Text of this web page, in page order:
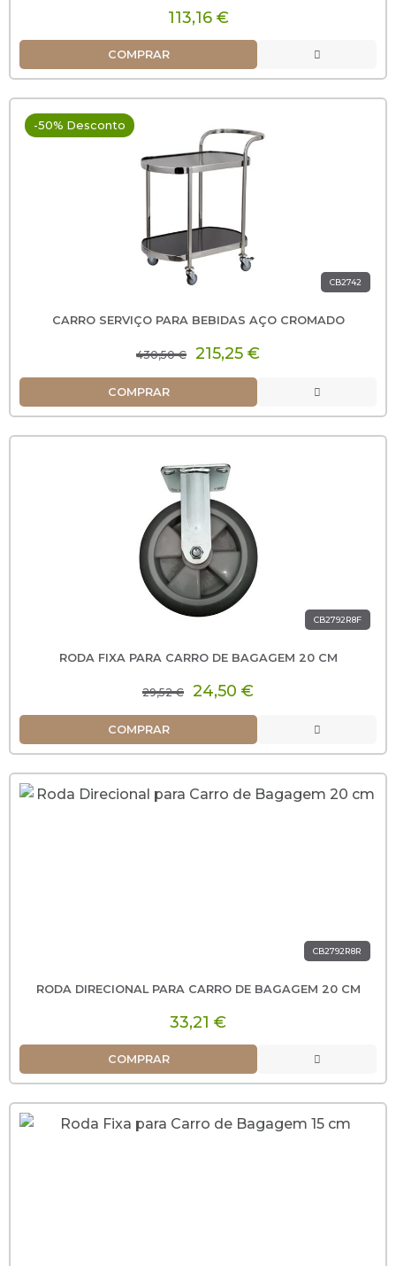
113,16 €
COMPRAR
-50% Desconto
CB2742
CARRO SERVIÇO PARA BEBIDAS AÇO CROMADO
430,50 € 215,25 €
COMPRAR
CB2792R8F
RODA FIXA PARA CARRO DE BAGAGEM 20 CM
29,52 € 24,50 €
COMPRAR
CB2792R8R
RODA DIRECIONAL PARA CARRO DE BAGAGEM 20 CM
33,21 €
COMPRAR